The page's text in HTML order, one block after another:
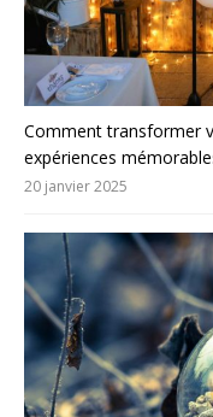
Comment transformer
expériences
20 janvier 2025